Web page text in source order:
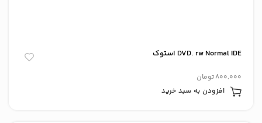
DVD. rw Normal IDE استوک
800,000تومان
افزودن به سبد خرید